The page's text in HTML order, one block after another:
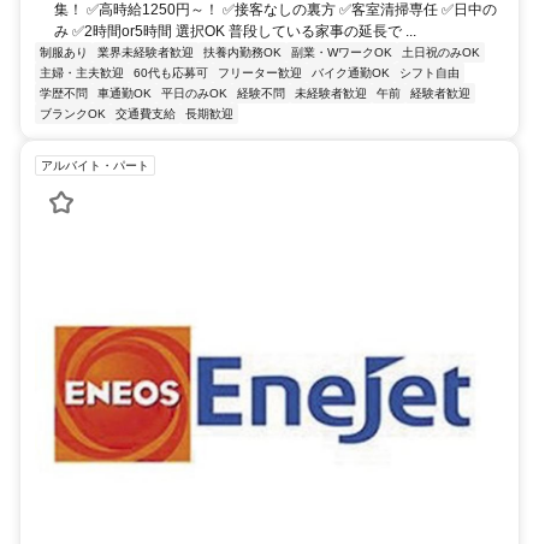
集！ ✅高時給1250円～！ ✅接客なしの裏方 ✅客室清掃専任 ✅日中の
み ✅2時間or5時間 選択OK 普段している家事の延長で ...
制服あり 業界未経験者歓迎 扶養内勤務OK 副業・WワークOK
土日祝のみOK
主婦・主夫歓迎
60代も応募可 フリーター歓迎 バイク通勤OK
シフト自由
学歴不問
車通勤OK 平日のみOK 経験不問 未経験者歓迎 午前
経験者歓迎
ブランクOK
交通費支給 長期歓迎
アルバイト・パート